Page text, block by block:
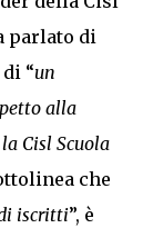
parlato di
“un
alla
Cisl Scuola
che
iscritti”, è